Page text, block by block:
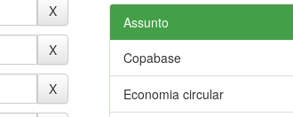
Assunto
Copabase
Economia circular